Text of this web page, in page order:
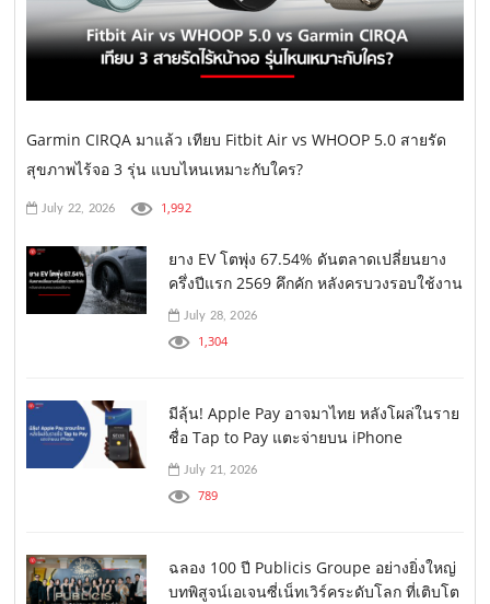
Garmin CIRQA มาแล้ว เทียบ Fitbit Air vs WHOOP 5.0 สายรัด
สุขภาพไร้จอ 3 รุ่น แบบไหนเหมาะกับใคร?
July 22, 2026 1,992
ยาง EV โตพุ่ง 67.54% ดันตลาดเปลี่ยนยาง
ครึ่งปีแรก 2569 คึกคัก หลังครบวงรอบใช้งาน
July 28, 2026
1,304
มีลุ้น! Apple Pay อาจมาไทย หลังโผล่ในราย
ชื่อ Tap to Pay แตะจ่ายบน iPhone
July 21, 2026
789
ฉลอง 100 ปี Publicis Groupe อย่างยิ่งใหญ่
บทพิสูจน์เอเจนซี่เน็ทเวิร์คระดับโลก ที่เติบโต